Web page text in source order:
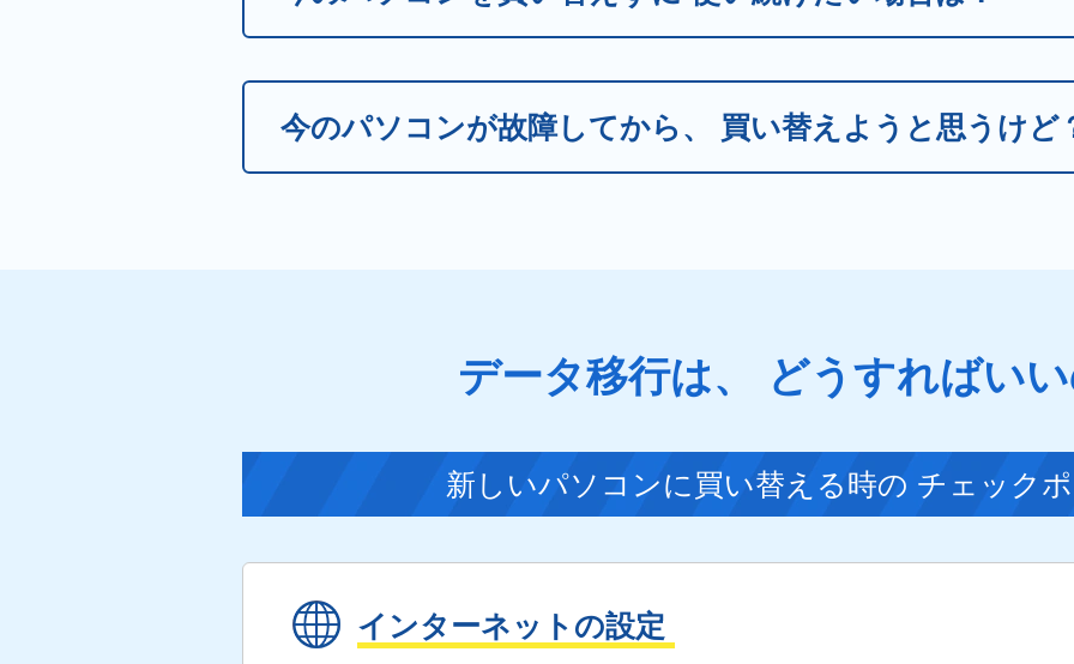
今のパソコンが故障してから、 買い替えようと思うけど
データ移行は、 どうすればい
新しいパソコンに買い替える時の チェック
インターネットの設定